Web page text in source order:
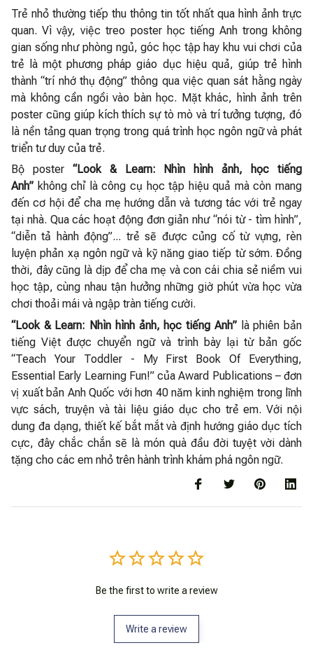
Trẻ nhỏ thường tiếp thu thông tin tốt nhất qua hình ảnh trực
quan. Vì vậy, việc treo poster học tiếng Anh trong không
gian sống như phòng ngủ, góc học tập hay khu vui chơi của
trẻ là một phương pháp giáo dục hiệu quả, giúp trẻ hình
thành “trí nhớ thụ động” thông qua việc quan sát hằng ngày
mà không cần ngồi vào bàn học. Mặt khác, hình ảnh trên
poster cũng giúp kích thích sự tò mò và trí tưởng tượng, đó
là nền tảng quan trọng trong quá trình học ngôn ngữ và phát
triển tư duy của trẻ.
Bộ poster “Look & Learn: Nhìn hình ảnh, học tiếng
Anh” không chỉ là công cụ học tập hiệu quả mà còn mang
đến cơ hội để cha mẹ hướng dẫn và tương tác với trẻ ngay
tại nhà. Qua các hoạt động đơn giản như “nói từ - tìm hình”,
“diễn tả hành động”... trẻ sẽ được củng cố từ vựng, rèn
luyện phản xạ ngôn ngữ và kỹ năng giao tiếp từ sớm. Đồng
thời, đây cũng là dịp để cha mẹ và con cái chia sẻ niềm vui
học tập, cùng nhau tận hưởng những giờ phút vừa học vừa
chơi thoải mái và ngập tràn tiếng cười.
“Look & Learn: Nhìn hình ảnh, học tiếng Anh”là phiên bản
tiếng Việt được chuyển ngữ và trình bày lại từ bản gốc
“Teach Your Toddler - My First Book Of Everything,
Essential Early Learning Fun!” của Award Publications – đơn
vị xuất bản Anh Quốc với hơn 40 năm kinh nghiệm trong lĩnh
vực sách, truyện và tài liệu giáo dục cho trẻ em. Với nội
dung đa dạng, thiết kế bắt mắt và định hướng giáo dục tích
cực, đây chắc chắn sẽ là món quà đầu đời tuyệt vời dành
tặng cho các em nhỏ trên hành trình khám phá ngôn ngữ.
Be the first to write a review
Write a review